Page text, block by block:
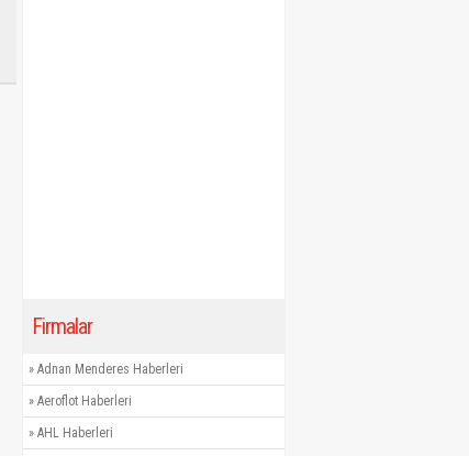
Firmalar
» Adnan Menderes Haberleri
» Aeroflot Haberleri
» AHL Haberleri